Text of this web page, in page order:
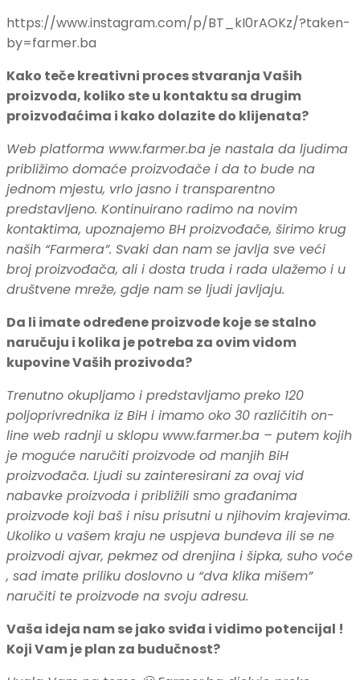
https://www.instagram.com/p/BT_kI0rAOKz/?taken-
by=farmer.ba
Kako teče kreativni proces stvaranja Vaših
proizvoda, koliko ste u kontaktu sa drugim
proizvođaćima i kako dolazite do klijenata?
Web platforma www.farmer.ba je nastala da ljudima
približimo domaće proizvođače i da to bude na
jednom mjestu, vrlo jasno i transparentno
predstavljeno. Kontinuirano radimo na novim
kontaktima, upoznajemo BH proizvođače, širimo krug
naših “Farmera”. Svaki dan nam se javlja sve veći
broj proizvođača, ali i dosta truda i rada ulažemo i u
društvene mreže, gdje nam se ljudi javljaju.
Da li imate određene proizvode koje se stalno
naručuju i kolika je potreba za ovim vidom
kupovine Vaših prozivoda?
Trenutno okupljamo i predstavljamo preko 120
poljoprivrednika iz BiH i imamo oko 30 različitih on-
line web radnji u sklopu www.farmer.ba – putem kojih
je moguće naručiti proizvode od manjih BiH
proizvođača. Ljudi su zainteresirani za ovaj vid
nabavke proizvoda i približili smo građanima
proizvode koji baš i nisu prisutni u njihovim krajevima.
Ukoliko u vašem kraju ne uspjeva bundeva ili se ne
proizvodi ajvar, pekmez od drenjina i šipka, suho voće
, sad imate priliku doslovno u “dva klika mišem”
naručiti te proizvode na svoju adresu.
Vaša ideja nam se jako sviđa i vidimo potencijal !
Koji Vam je plan za budučnost?